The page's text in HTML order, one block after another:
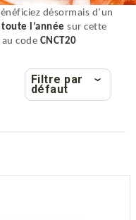
désormais d’un
toute l’année sur cette
code CNCT20
Filtre par
défaut